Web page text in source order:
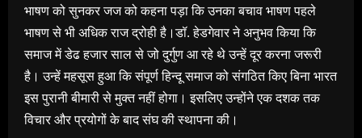
भाषण को सुनकर जज को कहना पड़ा कि उनका बचाव भाषण पहले
भाषण से भी अधिक राज द्रोही है।डॉ. हेडगेवार ने अनुभव किया कि
समाज में डेढ हजार साल से जो दुर्गुण आ रहे थे उन्हें दूर करना जरूरी
है। उन्हें महसूस हुआ कि संपूर्ण हिन्दू समाज को संगठित किए बिना भारत
इस पुरानी बीमारी से मुक्त नहीं होगा। इसलिए उन्होंने एक दशक तक
विचार और प्रयोगों के बाद संघ की स्थापना की।